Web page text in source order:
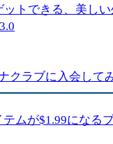
ットできる、美し
クラブに入会して
ムが$1.99になる